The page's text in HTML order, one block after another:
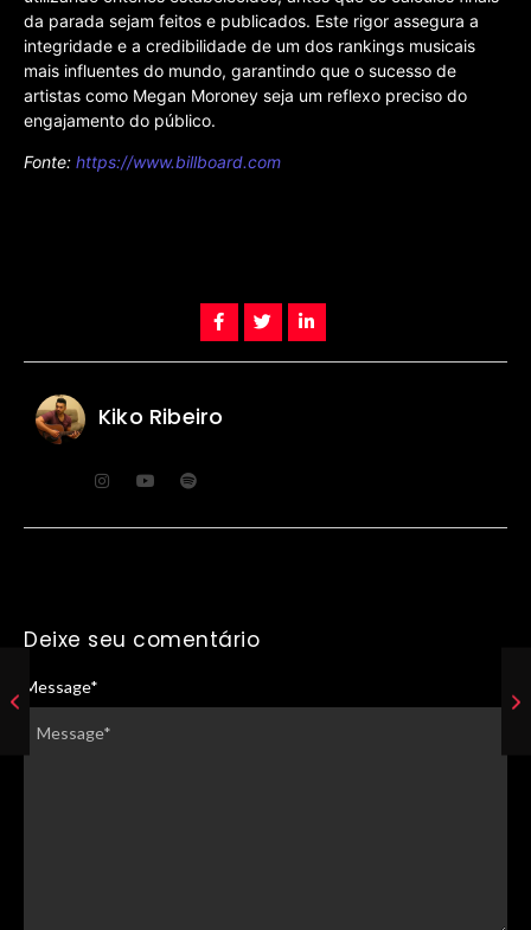
da parada sejam feitos e publicados. Este rigor assegura a
integridade e a credibilidade de um dos rankings musicais
mais influentes do mundo, garantindo que o sucesso de
artistas como Megan Moroney seja um reflexo preciso do
engajamento do público.
Fonte: https://www.billboard.com
Kiko Ribeiro
Deixe seu comentário
Message*